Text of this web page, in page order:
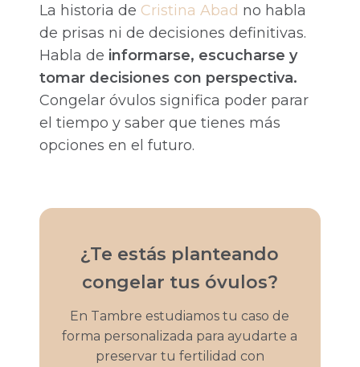
La historia de Cristina Abad no habla
de prisas ni de decisiones definitivas.
Habla de informarse, escucharse y
tomar decisiones con perspectiva.
Congelar óvulos significa poder parar
el tiempo y saber que tienes más
opciones en el futuro.
¿Te estás planteando
congelar tus óvulos?
En Tambre estudiamos tu caso de
forma personalizada para ayudarte a
preservar tu fertilidad con